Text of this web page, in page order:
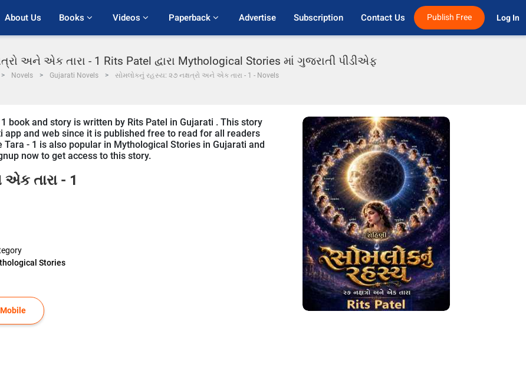
About Us Books Videos Paperback Advertise Subscription Contact Us Publish Free Log In
અને એક તારા - 1 Rits Patel દ્વારા Mythological Stories માં ગુજરાતી પીડીએફ
Novels Gujarati Novels સોમલોકનું રહસ્ય: ૨૭ નક્ષત્રો અને એક તારા - 1 - Novels
book and story is written by Rits Patel in Gujarati . This story
and web since it is published free to read for all readers
- 1 is also popular in Mythological Stories in Gujarati and
now to get access to this story.
તારા - 1
Stories